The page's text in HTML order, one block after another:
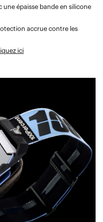
une épaisse bande en silicone
accrue contre les
ici